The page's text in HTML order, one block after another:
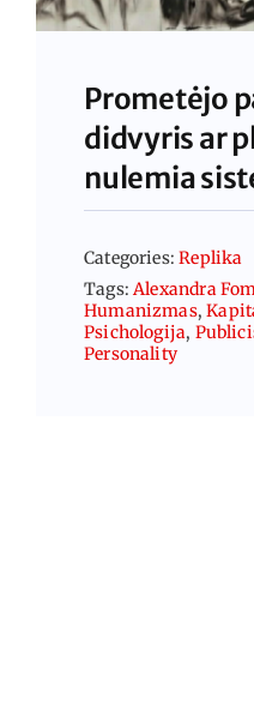
Prometėjo
didvyris ar
nulemia
Categories:Replika
Tags: Alexandra
Humanizmas,
Psichologija,
Personality